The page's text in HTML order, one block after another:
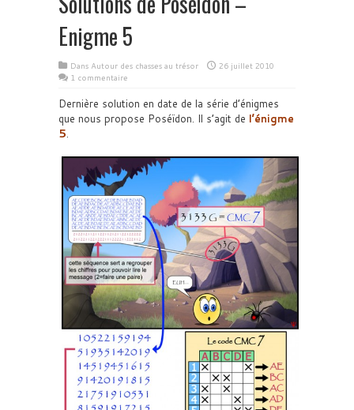
Enigme 5
Dans Autour des chasses au trésor
26 juillet 2010
1 commentaire
Dernière solution en date de la série d’énigmes
que nous propose Poséïdon. Il s’agit de l’énigme
5.